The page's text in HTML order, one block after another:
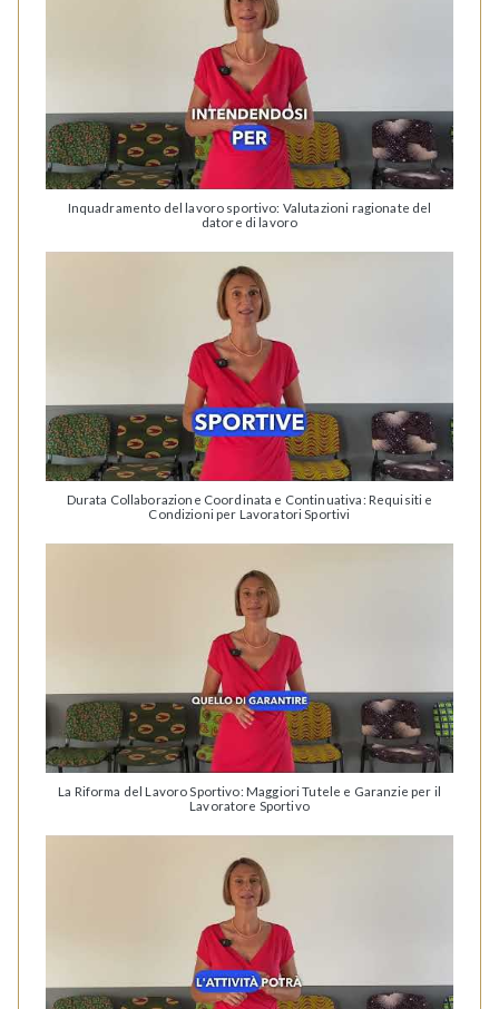
Inquadramento del lavoro sportivo: Valutazioni ragionate del
datore di lavoro
Durata Collaborazione Coordinata e Continuativa: Requisiti e
Condizioni per Lavoratori Sportivi
La Riforma del Lavoro Sportivo: Maggiori Tutele e Garanzie per il
Lavoratore Sportivo